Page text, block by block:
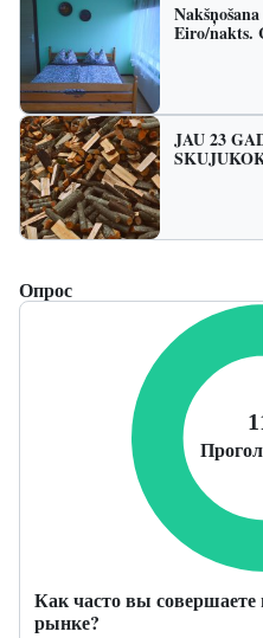
Eiro/nakts.
JAU 23
Опрос
Как часто вы
рынке?